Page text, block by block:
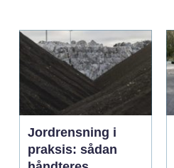
Jordrensning i
praksis: sådan